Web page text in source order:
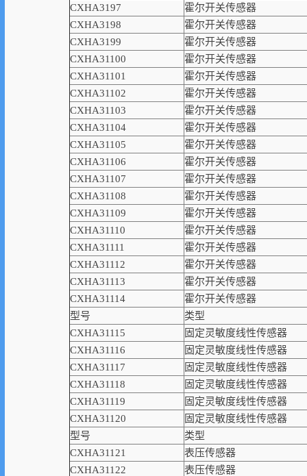
CXHA3197
霍尔开关传感器
CXHA3198
霍尔开关传感器
CXHA3199
霍尔开关传感器
CXHA31100
霍尔开关传感器
CXHA31101
霍尔开关传感器
CXHA31102
霍尔开关传感器
CXHA31103
霍尔开关传感器
CXHA31104
霍尔开关传感器
CXHA31105
霍尔开关传感器
CXHA31106
霍尔开关传感器
CXHA31107
霍尔开关传感器
CXHA31108
霍尔开关传感器
CXHA31109
霍尔开关传感器
CXHA31110
霍尔开关传感器
CXHA31111
霍尔开关传感器
CXHA31112
霍尔开关传感器
CXHA31113
霍尔开关传感器
CXHA31114
霍尔开关传感器
型号
类型
CXHA31115
固定灵敏度线性传感器
CXHA31116
固定灵敏度线性传感器
CXHA31117
固定灵敏度线性传感器
CXHA31118
固定灵敏度线性传感器
CXHA31119
固定灵敏度线性传感器
CXHA31120
固定灵敏度线性传感器
型号
类型
CXHA31121
表压传感器
CXHA31122
表压传感器